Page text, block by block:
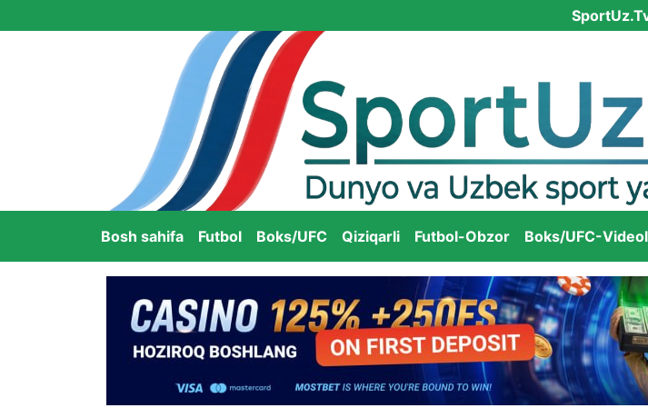
Bosh sahifa Futbol Boks/UFC Qiziqarli Futbol-Obzor Boks/UFC-